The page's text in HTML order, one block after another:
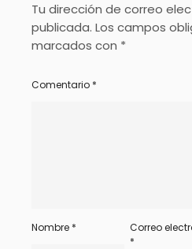
Tu dirección de correo
publicada. Los campos
marcados con *
Comentario *
Nombre *
Correo
*